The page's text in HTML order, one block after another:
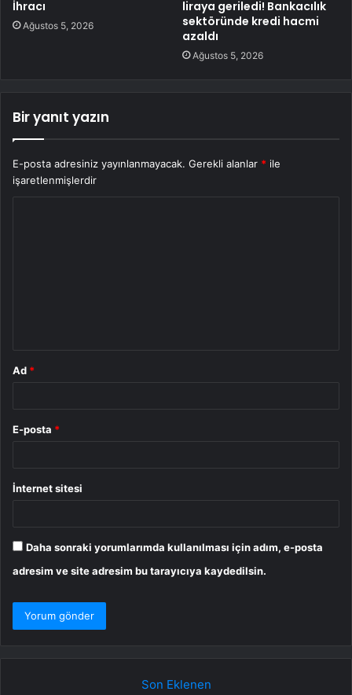
İhracı
Ağustos 5, 2026
liraya geriledi! Bankacılık
sektöründe kredi hacmi
azaldı
Ağustos 5, 2026
Bir yanıt yazın
E-posta adresiniz yayınlanmayacak. Gerekli alanlar * ile
işaretlenmişlerdir
Ad *
E-posta *
İnternet sitesi
Daha sonraki yorumlarımda kullanılması için adım, e-posta
adresim ve site adresim bu tarayıcıya kaydedilsin.
Son Eklenen